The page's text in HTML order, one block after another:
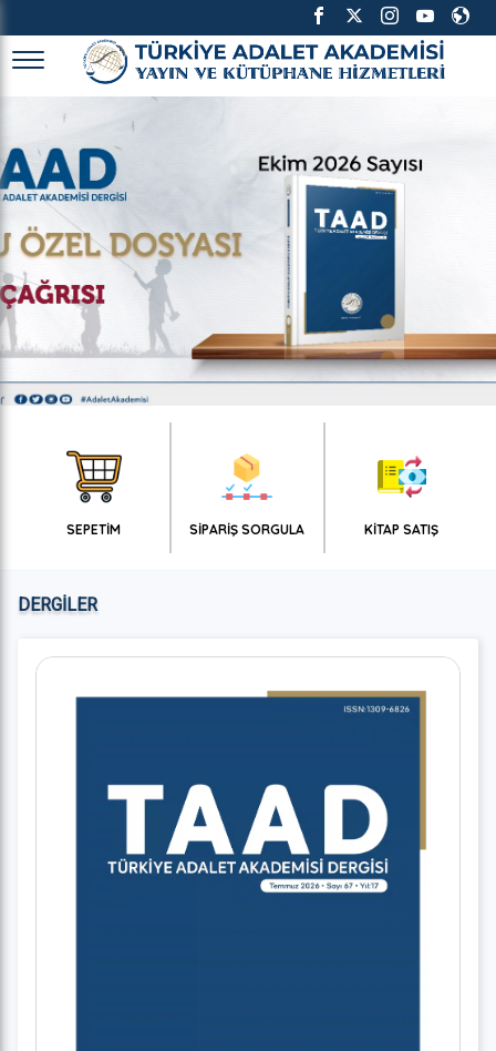
TÜRKİYE ADALET
SEPETİM SİPARİŞ SORGULA KİTAP SATIŞ
DERGİLER